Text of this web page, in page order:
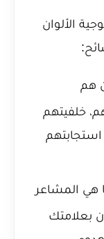
الألوان
هم
خلفيتهم
استجابتهم
هي المشاعر
بعلامتك